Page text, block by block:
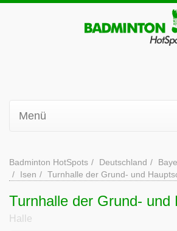
Menü
Badminton HotSpots Deutschland
Isen
Turnhalle der Grund- und
Turnhalle der Grund- und
Halle